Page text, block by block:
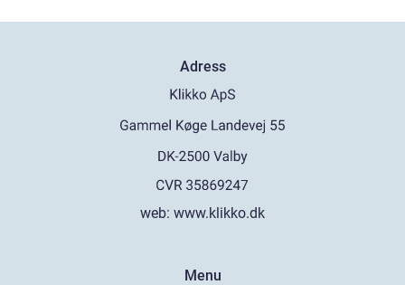
Adress
web: www.klikko.dk
Menu